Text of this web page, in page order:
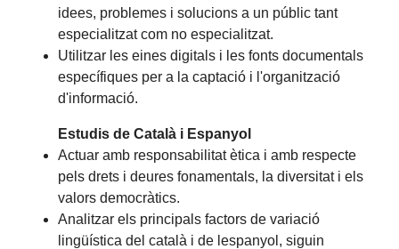
idees, problemes i solucions a un públic tant
especialitzat com no especialitzat.
Utilitzar les eines digitals i les fonts documentals
específiques per a la captació i l'organització
d'informació.
Estudis de Català i Espanyol
Actuar amb responsabilitat ètica i amb respecte
pels drets i deures fonamentals, la diversitat i els
valors democràtics.
Analitzar els principals factors de variació
lingüística del català i de lespanyol, siguin